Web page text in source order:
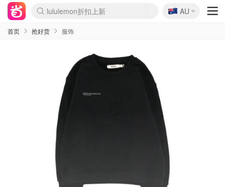
lululemon折扣上新
SSENSE年中3折
FreshBeauty好价汇总
Cettire降价+叠9折
WWS Coles超市实拍
viagogo二手票捡漏
Myer超级周末1折
The Outnet奢牌1折起
David Jones 3折起
Flannels大牌1折
Perfumes Club护肤1折
AMIRO返校季6.2折
Amazon折扣汇总
eToro入金$200送$50
Amazon数码好物
ICONIC本周7.5折
ThedoubleF高奢地板价
Moose Knuckles 6折
丝芙兰5折起
EUFY官网3.7折起
Selenichast首饰2折
Trip机票酒店促销
YSL送5件彩妆礼
Amazon家居好物
Amazon美妆护肤
雅漾大喷$8
过敏原检测盒$33
伊索独家赠50ml沐浴露
科颜氏清仓3折
SEALIFE海洋馆门票6折
丝塔芙大白罐$16
订阅Newsletter送香薰
Cult Beauty 6.8折
Harrods圣诞日历2.3折
LN-CC奢牌私促3折
d'Alba空姐喷雾$16
EVE LOM套装逆天2折
Bernardelli独家4折
Adore Beauty 6折起
CT圣诞日历
Mytheresa奢品2.7折
Luxury Escapes 9折
Currentbody美容仪9折
MOON Garden Live
Roborock扫地机3.7折
Tingo Life水杯$24
Valentino官网5折
CR洗发护发6.3折
修丽可套装7.4折
Myer彩妆2件7折
GANNI官网4.5折
Stylevana韩妆4折
Tessabit高奢8.5折
OGX洗护4折
Amazon阿德莱德次日达
卡诗8.5折+赠礼
Philips Hue灯具8折
🇦🇺
AU
首页 抢好货 服饰